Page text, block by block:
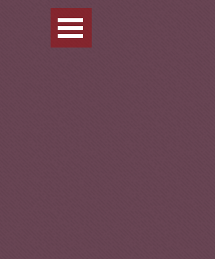
Перейти к контенту
Пропустить меню